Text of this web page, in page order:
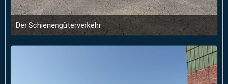
Der Schienengüterverkehr
28. Januar 2026 um 18:17
2